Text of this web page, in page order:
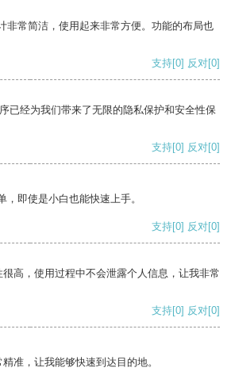
非常简洁，使用起来非常方便。功能的布局也
支持[0] 反对[0]
已经为我们带来了无限的隐私保护和安全性保
支持[0] 反对[0]
，即使是小白也能快速上手。
支持[0] 反对[0]
高，使用过程中不会泄露个人信息，让我非常
支持[0] 反对[0]
准，让我能够快速到达目的地。